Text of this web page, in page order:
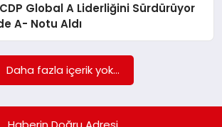
Global A Liderliğini Sürdürüyor
A- Notu Aldı
Daha fazla içerik yok...